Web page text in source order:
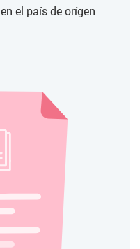
en el país de orígen